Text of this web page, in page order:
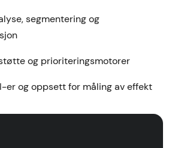
segmentering og
og prioriteringsmotorer
er og oppsett for måling av effekt